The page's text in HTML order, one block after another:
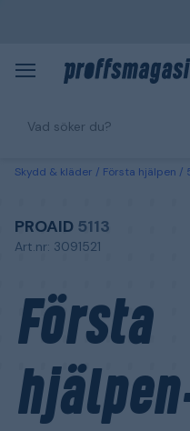
Skydd & kläder Första hjälpen
PROAID 5113
Art.nr: 3091521
Första